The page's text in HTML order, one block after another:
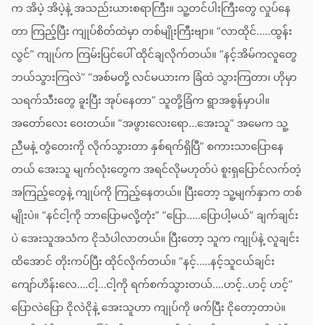
က အိပဲ့ အိပဲ့နဲ့ အသည်းယားစရာကြီး။ သူ့တင်ပါးကြီးတွေ လှုပ်နေ
တာ ကြည့်ပြီး ကျုပ်စိတ်ထဲမှာ တစ်မျိုးကြီးဗျာ။ “လာထိုင်…..ထွန်း
လွင်” ကျုပ်က ကြမ်းပြင်ပေါ် ထိုင်ချလိုက်တယ်။ “နင့်အိမ်ကလူတွေ
ဘယ်သွားကြလဲ” “အစ်မတို့ လင်မယားက ခြံထဲ သွားကြတာ၊ ဟိုမှာ
သရက်သီးတွေ ခူးပြီး အုပ်နေတာ” သူတို့ခြံက ရွာအစွန်မှာပါ။
အတော်လေး ဝေးတယ်။ “အဖွားလေးရော…အေးသူ” အမေက သူ့
ညီမနဲ့ တွံတေးကို လိုက်သွားတာ နှစ်ရက်ရှိပြီ” စကားသာပြောနေ
တယ် အေးသူ မျက်လုံးတွေက အရင်လိုမဟုတ်ပဲ စူးရှပြောင်လက်တဲ့
အကြည့်တွေနဲ့ ကျုပ်ကို ကြည့်နေတယ်။ ပြီးတော့ သူ့မျက်နှာက တစ်
မျိုးပဲ။ “နင်ငါ့ကို ဘာပြောမလို့တုံး” “ပြော…..ပြောပါ့မယ်” ချက်ချင်း
ပဲ အေးသူအသံက ငိုသံပါလာတယ်။ ပြီးတော့ သူက ကျုပ်နဲ့ လူချင်း
ထိအောင် တိုးကပ်ပြီး ထိုင်လိုက်တယ်။ “နင့်…..နင့်သူငယ်ချင်း
ကျော်ဟိန်းလေ….ငါ့…ငါ့ကို ရက်စက်သွားတယ်….ဟင့်..ဟင့် ဟင့်”
ပြောလဲပြော ငိုလဲငိုနဲ့ အေးသူဟာ ကျုပ်ကို ဖက်ပြီး ငိုတော့တာပဲ။